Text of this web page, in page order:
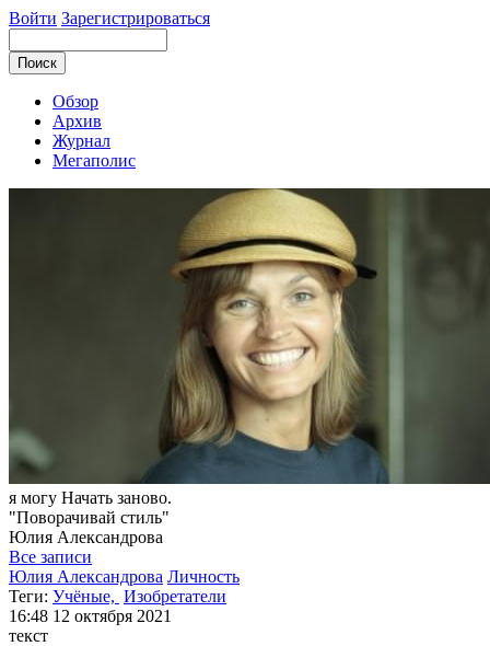
Войти Зарегистрироваться
Обзор
Архив
Журнал
Мегаполис
я могу Начать заново.
"Поворачивай стиль"
Юлия Александрова
Все записи
Юлия Александрова Личность
Теги: Учёные, Изобретатели
16:48 12 октября 2021
текст